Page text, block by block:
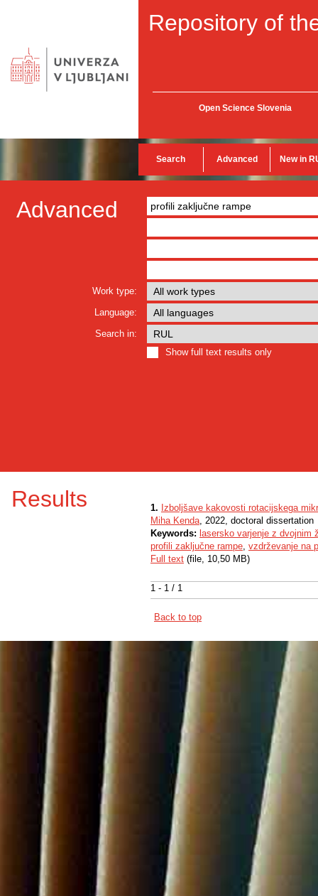
Repository of
Open Science Slovenia
Search Advanced New in
Advanced
Work type:
Language:
Search in:
Show full text results only
Results
1 - 1 / 1
1. Izboljšave kakovosti rotacijskega
Miha Kenda, 2022, doctoral dissertation
Keywords: lasersko varjenje z dvojnim
profili zaključne rampe, vzdrževanje na
Full text (file, 10,50 MB)
Back to top